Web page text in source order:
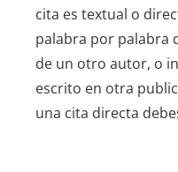
cita es textual o
palabra por palabra
de un otro autor, o
escrito en otra
una cita directa